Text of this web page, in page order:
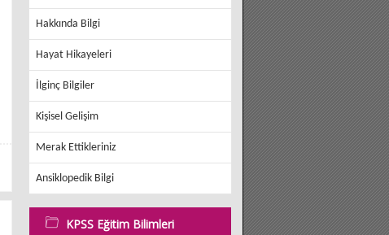
Hakkında Bilgi
Hayat Hikayeleri
İlginç Bilgiler
Kişisel Gelişim
Merak Ettikleriniz
Ansiklopedik Bilgi
KPSS Eğitim Bilimleri